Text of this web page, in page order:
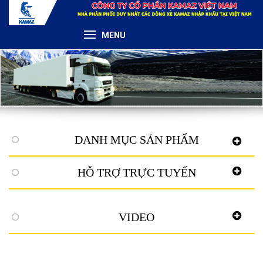
MENU
DANH MỤC SẢN PHẨM
HỖ TRỢ TRỰC TUYẾN
VIDEO